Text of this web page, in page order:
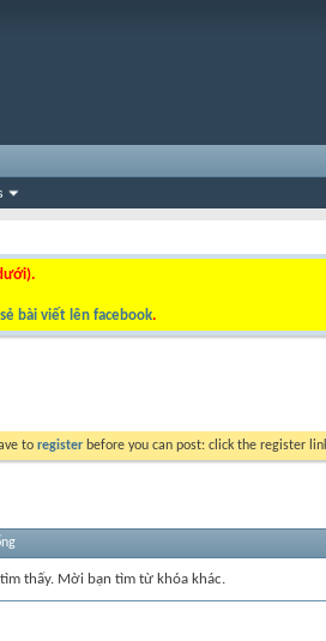
bài viết lên facebook.
to register before you can post: click the register
thấy. Mời bạn tìm từ khóa khác.